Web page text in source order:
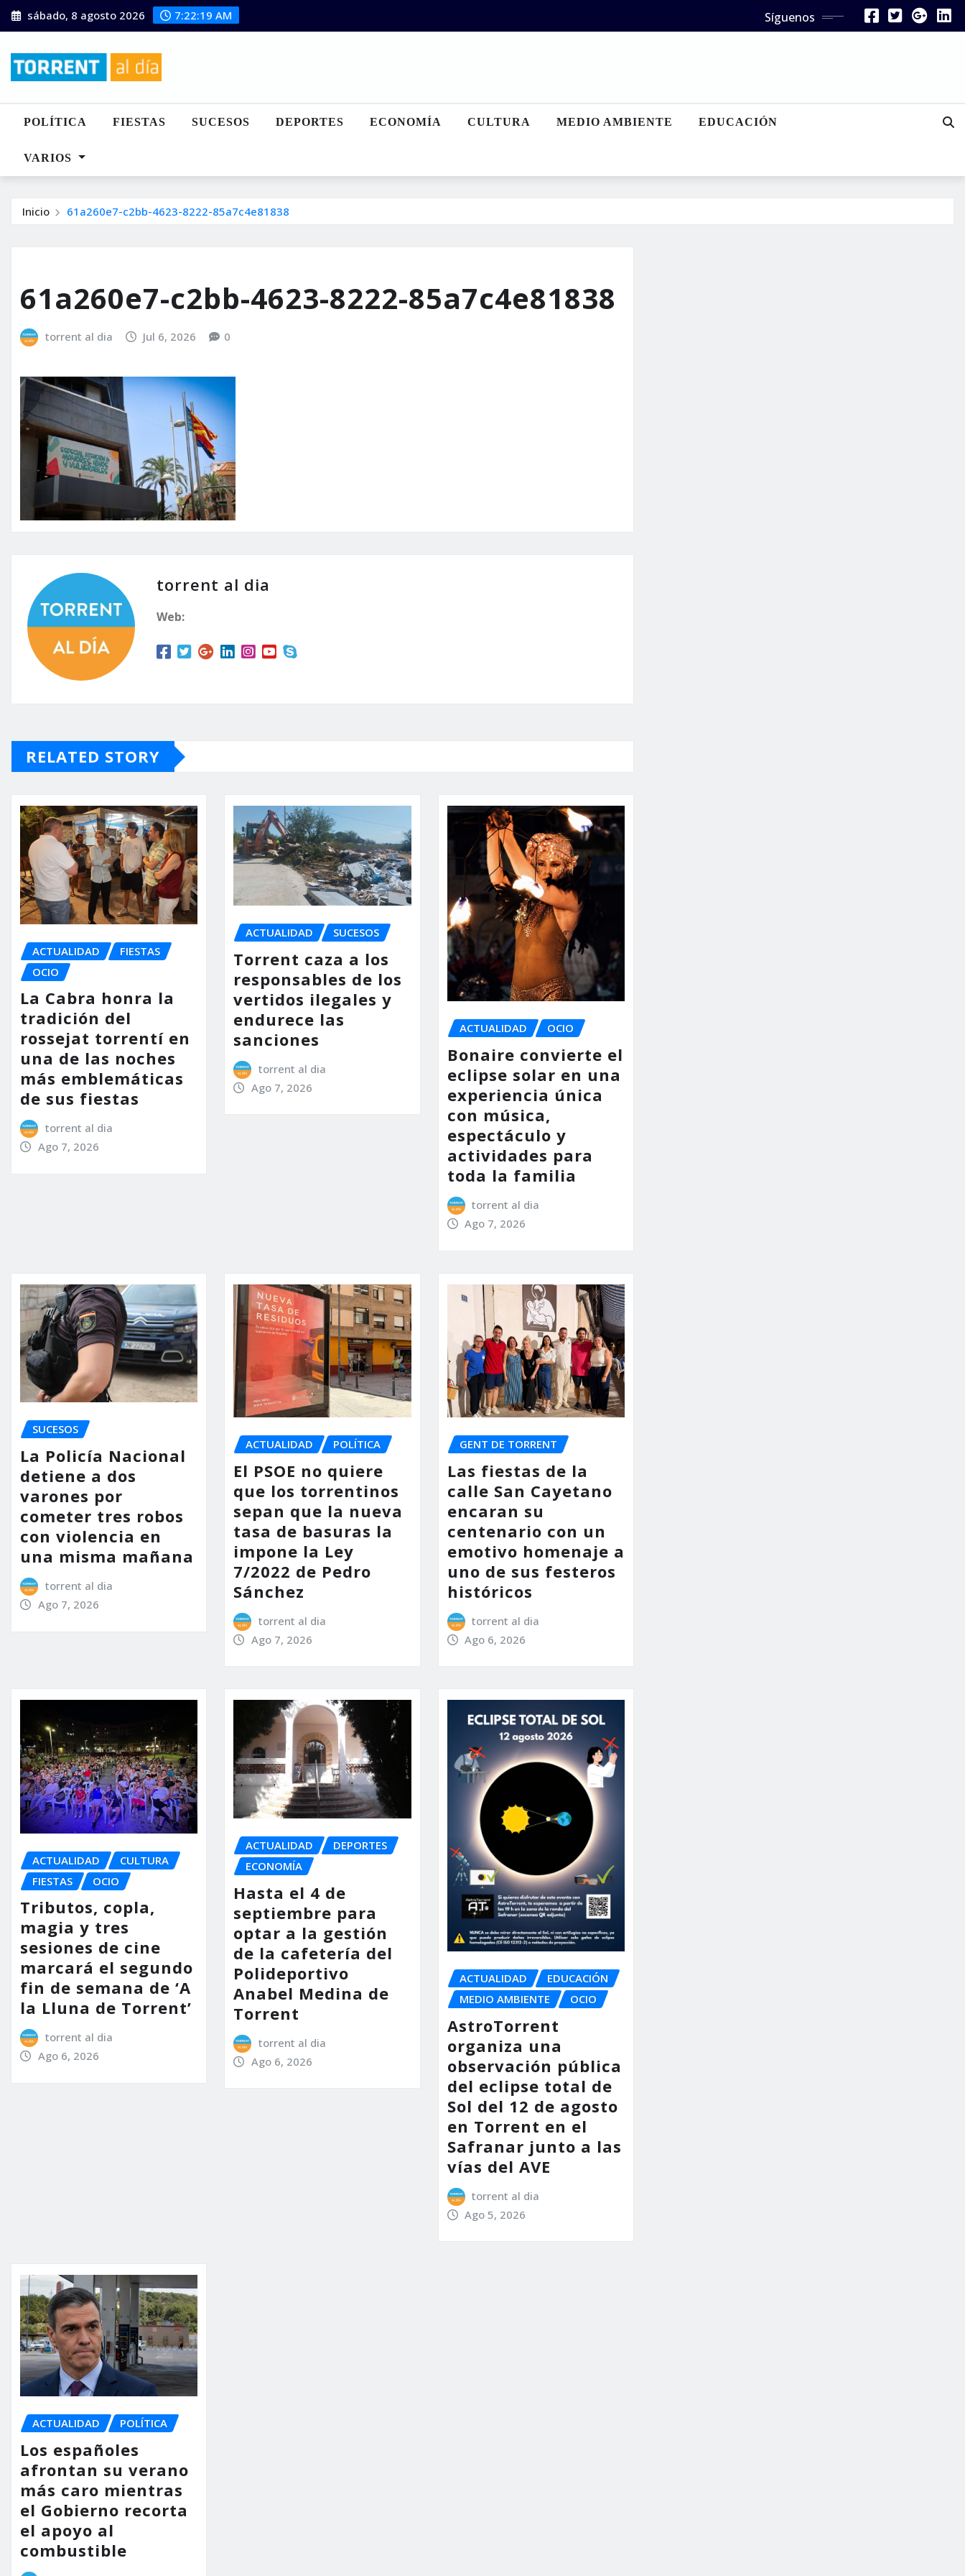
Saltar
al
sábado, 8 agosto 2026 7:22:20 AM Síguenos
POLÍTICA FIESTAS SUCESOS DEPORTES ECONOMÍA CULTURA MEDIO AMBIENTE EDUCACIÓN
VARIOS
Inicio 61a260e7-c2bb-4623-8222-85a7c4e81838
61a260e7-c2bb-4623-8222-85a7c4e81838
torrent al dia Jul 6, 2026 0
torrent al dia
Web:
RELATED STORY
ACTUALIDAD
FIESTAS
OCIO
La Cabra honra la
tradición del
rossejat torrentí en
una de las noches
más emblemáticas
de sus fiestas
torrent al dia
Ago 7, 2026
ACTUALIDAD SUCESOS
Torrent caza a los
responsables de los
vertidos ilegales y
endurece las
sanciones
torrent al dia
Ago 7, 2026
ACTUALIDAD OCIO
Bonaire convierte el
eclipse solar en una
experiencia única
con música,
espectáculo y
actividades para
toda la familia
torrent al dia
Ago 7, 2026
SUCESOS
La Policía Nacional
detiene a dos
varones por
cometer tres robos
con violencia en
una misma mañana
torrent al dia
Ago 7, 2026
ACTUALIDAD POLÍTICA
El PSOE no quiere
que los torrentinos
sepan que la nueva
tasa de basuras la
impone la Ley
7/2022 de Pedro
Sánchez
torrent al dia
Ago 7, 2026
GENT DE TORRENT
Las fiestas de la
calle San Cayetano
encaran su
centenario con un
emotivo homenaje a
uno de sus festeros
históricos
torrent al dia
Ago 6, 2026
ACTUALIDAD
CULTURA
FIESTAS
OCIO
Tributos, copla,
magia y tres
sesiones de cine
marcará el segundo
fin de semana de ‘A
la Lluna de Torrent’
torrent al dia
Ago 6, 2026
ACTUALIDAD
DEPORTES
ECONOMÍA
Hasta el 4 de
septiembre para
optar a la gestión
de la cafetería del
Polideportivo
Anabel Medina de
Torrent
torrent al dia
Ago 6, 2026
ACTUALIDAD
EDUCACIÓN
MEDIO AMBIENTE
OCIO
AstroTorrent
organiza una
observación pública
del eclipse total de
Sol del 12 de agosto
en Torrent en el
Safranar junto a las
vías del AVE
torrent al dia
Ago 5, 2026
ACTUALIDAD POLÍTICA
Los españoles
afrontan su verano
más caro mientras
el Gobierno recorta
el apoyo al
combustible